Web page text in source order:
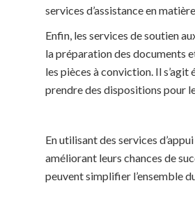
services d’assistance en
Enfin, les services de soutien
la préparation des documents
les pièces à conviction. Il
prendre des dispositions pour
En utilisant des services
améliorant leurs chances de
peuvent simplifier l’ensemble